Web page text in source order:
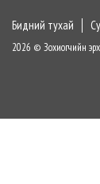
Бидний тухай
2026 © Зохиогчийн эрх